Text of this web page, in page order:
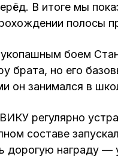
В итоге мы
полосы
боем
брата, но его
он занимался в
регулярно
составе
дорогую награду —